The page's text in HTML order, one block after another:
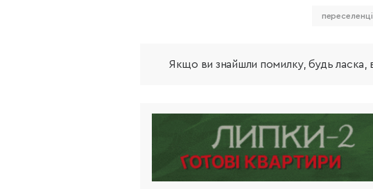
переселенці
Якщо ви знайшли помилку, будь ласка,